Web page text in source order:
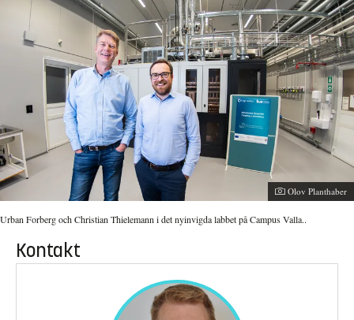
Fotograf:
Olov Planthaber
Urban Forberg och Christian Thielemann i det nyinvigda labbet på Campus Valla..
Kontakt